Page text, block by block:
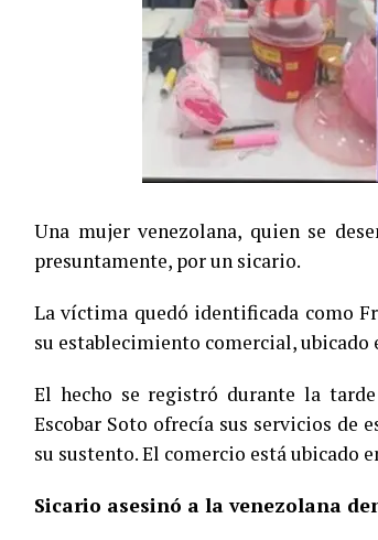
Una mujer venezolana, quien se
presuntamente, por un sicario.
La víctima quedó identificada como
su establecimiento comercial,
El hecho se registró durante la
Escobar Soto ofrecía sus servicios de
su sustento. El comercio está ubicado
Sicario asesinó a la venezolana